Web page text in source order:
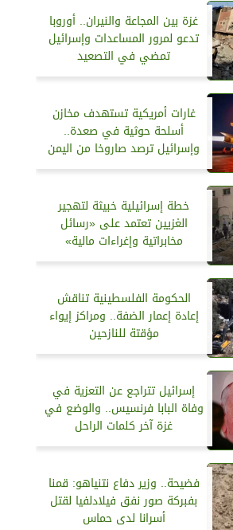
غزة بين المجاعة والنيران.. أوروبا
تدعو لمرور المساعدات وإسرائيل
تمضي في التصعيد
غارات أمريكية تستهدف مخازن
أسلحة‏ حوثية في صعدة..
وإسرائيل ترصد صاروخا من اليمن
خطة إسرائيلية خبيثة لتهجير
الغزيين تعتمد على «رسائل
مخابراتية وإغراءات مالية»
الحكومة الفلسطينية تناقش
إعادة إعمار الضفة.. ومراكز إيواء
مؤقتة للنازحين
إسرائيل تتراجع عن التعزية في
وفاة البابا فرنسيس.. والوضع في
غزة آخر كلمات الراحل
فضيحة.. وزير دفاع نتنياهو: قمنا
بفبركة صور نفق فيلادلفيا لقتل
أسرانا لدى حماس